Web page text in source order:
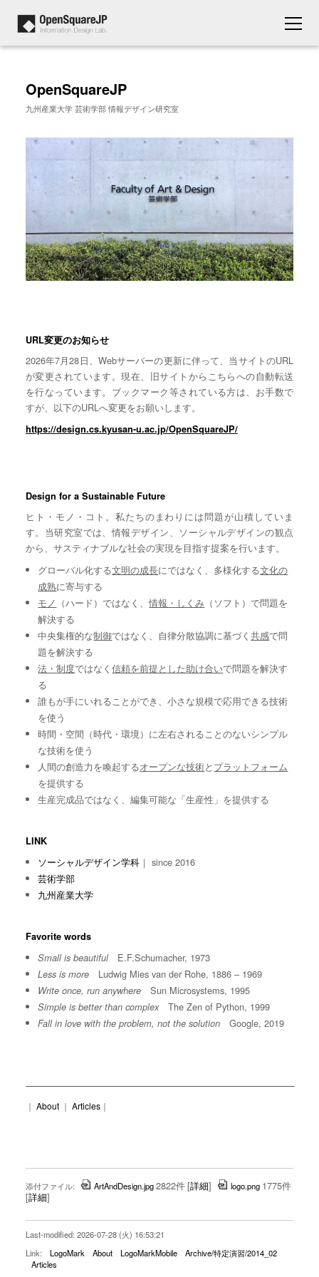
OpenSquareJP
九州産業大学 芸術学部 情報デザイン研究室
URL変更のお知らせ
2026年7月28日、Webサーバーの更新に伴って、当サイトのURL
が変更されています。現在、旧サイトからこちらへの自動転送
を行なっています。ブックマーク等されている方は、お手数で
すが、以下のURLへ変更をお願いします。
https://design.cs.kyusan-u.ac.jp/OpenSquareJP/
Design for a Sustainable Future
ヒト・モノ・コト。私たちのまわりには問題が山積していま
す。当研究室では、情報デザイン、ソーシャルデザインの観点
から、サスティナブルな社会の実現を目指す提案を行います。
グローバル化する文明の成長にではなく、多様化する文化の
成熟に寄与する
モノ （ハード）ではなく、情報・しくみ （ソフト）で問題を
解決する
中央集権的な制御ではなく、自律分散協調に基づく共感で問
題を解決する
法・制度ではなく信頼を前提とした助け合いで問題を解決す
る
誰もが手にいれることができ、小さな規模で応用できる技術
を使う
時間・空間（時代・環境）に左右されることのないシンプル
な技術を使う
人間の創造力を喚起するオープンな技術と プラットフォーム
を提供する
生産完成品ではなく、編集可能な「生産性」を提供する
LINK
ソーシャルデザイン学科 ｜ since 2016
芸術学部
九州産業大学
Favorite words
Small is beautifulE.F.Schumacher, 1973
Less is more Ludwig Mies van der Rohe, 1886 – 1969
Write once, run anywhere Sun Microsystems, 1995
Simple is better than complexThe Zen of Python, 1999
Fall in love with the problem, not the solution Google, 2019
｜ About｜ Articles｜
添付ファイル: ArtAndDesign.jpg2822件[詳細] logo.png 1775件
[詳細]
Last-modified: 2026-07-28 (火) 16:53:21
Link:
LogoMark About LogoMarkMobile
Archive/特定演習/2014_02
Articles